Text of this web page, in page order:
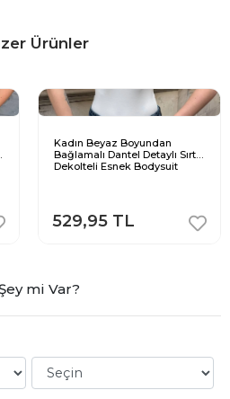
Ürünler
Kadın Beyaz Boyundan
Bağlamalı Dantel Detaylı Sırt
Dekolteli Esnek Bodysuit
529,95 TL
mi Var?